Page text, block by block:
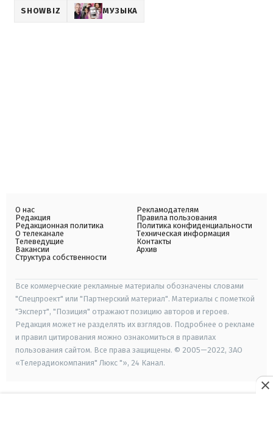
SHOWBIZ МУЗЫКА
О нас
Редакция
Редакционная политика
О телеканале
Телеведущие
Вакансии
Структура собственности
Рекламодателям
Правила пользования
Политика конфиденциальности
Техническая информация
Контакты
Архив
Все коммерческие рекламные материалы обозначены словами
"Спецпроект" или "Партнерский материал". Материалы с пометкой
"Эксперт", "Позиция" отражают позицию авторов и героев.
Редакция может не разделять их взглядов. Подробнее о рекламе
и правил цитирования можно ознакомиться в правилах
пользования сайтом. Все права защищены. © 2005—2022, ЗАО
«Телерадиокомпания" Люкс "», 24 Канал.